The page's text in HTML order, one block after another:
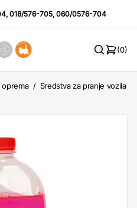
,018/576-705,060/0576-704
(0)
oprema / Sredstva za pranje vozila